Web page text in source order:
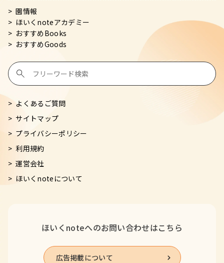
園情報
ほいくnoteアカデミー
おすすめBooks
おすすめGoods
よくあるご質問
サイトマップ
プライバシーポリシー
利用規約
運営会社
ほいくnoteについて
ほいくnoteへのお問い合わせはこちら
広告掲載について